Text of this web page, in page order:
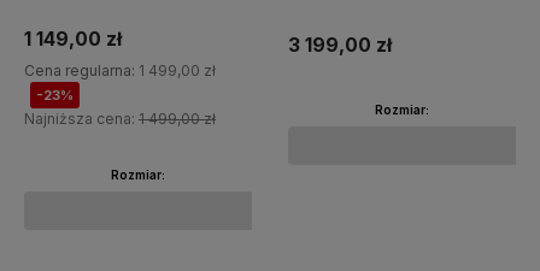
1 149,00 zł
Cena regularna: 1 499,00 zł
-23%
Najniższa cena: 1 499,00 zł
Rozmiar:
3 199,00 zł
Rozmiar: